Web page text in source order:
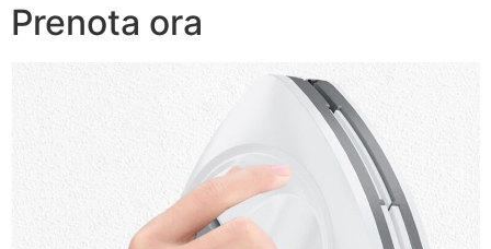
Prenota ora